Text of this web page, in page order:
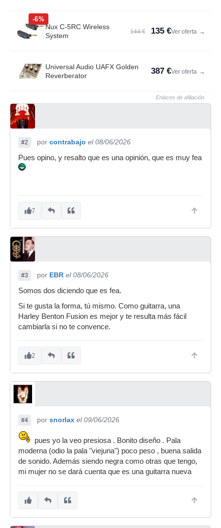
-6%
Nux C-5RC Wireless
System
144 € 135 €Ver oferta →
Universal Audio UAFX Golden
Reverberator
387 €Ver oferta →
Enlaces de afiliación
#2 por contrabajo el 08/06/2026
Pues opino, y resalto que es una opinión, que es muy fea
7
#3 por EBR el 08/06/2026
Somos dos diciendo que es fea.
Si te gusta la forma, tú mismo. Como guitarra, una
Harley Benton Fusion es mejor y te resulta más fácil
cambiarla si no te convence.
2
#4 por snorlax el 09/06/2026
pues yo la veo presiosa . Bonito diseño . Pala
moderna (odio la pala "viejuna") poco peso , buena salida
de sonido. Además siendo negra como otras que tengo,
mi mujer no se dará cuenta que es una guitarra nueva